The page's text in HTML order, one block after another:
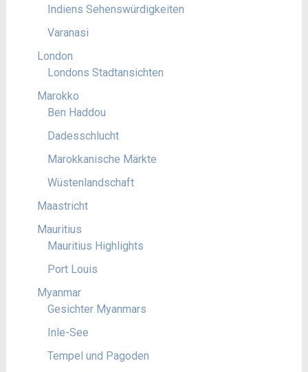
Indiens Sehenswürdigkeiten
Varanasi
London
Londons Stadtansichten
Marokko
Ben Haddou
Dadesschlucht
Marokkanische Märkte
Wüstenlandschaft
Maastricht
Mauritius
Mauritius Highlights
Port Louis
Myanmar
Gesichter Myanmars
Inle-See
Tempel und Pagoden